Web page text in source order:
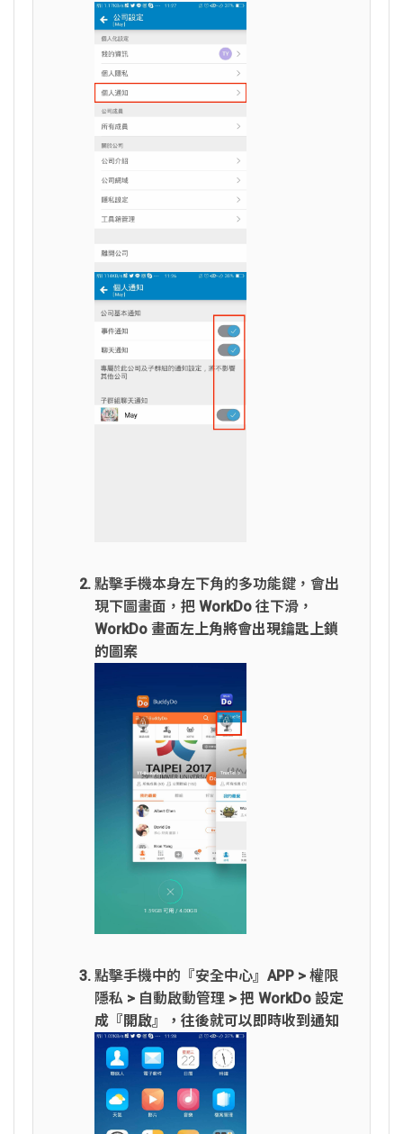
點擊手機本身左下角的多功能鍵，會出
現下圖畫面，把 WorkDo 往下滑，
WorkDo 畫面左上角將會出現鑰匙上鎖
的圖案
點擊手機中的『安全中心』APP > 權限
隱私 > 自動啟動管理 > 把 WorkDo 設定
成『開啟』，往後就可以即時收到通知